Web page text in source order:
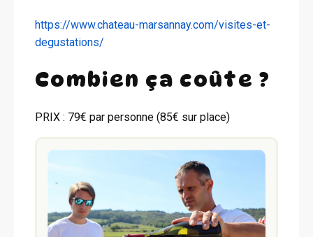
https://www.chateau-marsannay.com/visites-et-
degustations/
Combien ça coûte ?
PRIX : 79€ par personne (85€ sur place)